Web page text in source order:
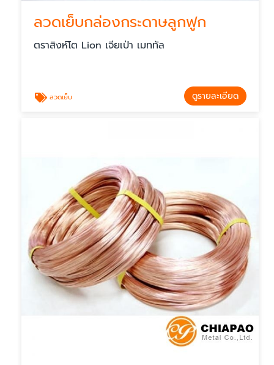
ลวดเย็บกล่องกระดาษลูกฟูก
ตราสิงห์โต Lion เจียเป่า เมททัล
ลวดเย็บ ดูรายละเอียด